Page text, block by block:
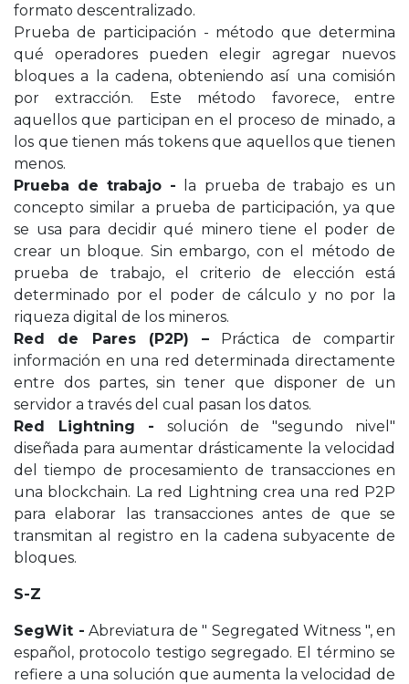
formato descentralizado.
Prueba de participación - método que determina
qué operadores pueden elegir agregar nuevos
bloques a la cadena, obteniendo así una comisión
por extracción. Este método favorece, entre
aquellos que participan en el proceso de minado, a
los que tienen más tokens que aquellos que tienen
menos.
Prueba de trabajo - la prueba de trabajo es un
concepto similar a prueba de participación, ya que
se usa para decidir qué minero tiene el poder de
crear un bloque. Sin embargo, con el método de
prueba de trabajo, el criterio de elección está
determinado por el poder de cálculo y no por la
riqueza digital de los mineros.
Red de Pares (P2P) – Práctica de compartir
información en una red determinada directamente
entre dos partes, sin tener que disponer de un
servidor a través del cual pasan los datos.
Red Lightning - solución de "segundo nivel"
diseñada para aumentar drásticamente la velocidad
del tiempo de procesamiento de transacciones en
una blockchain. La red Lightning crea una red P2P
para elaborar las transacciones antes de que se
transmitan al registro en la cadena subyacente de
bloques.
S-Z
SegWit - Abreviatura de " Segregated Witness ", en
español, protocolo testigo segregado. El término se
refiere a una solución que aumenta la velocidad de